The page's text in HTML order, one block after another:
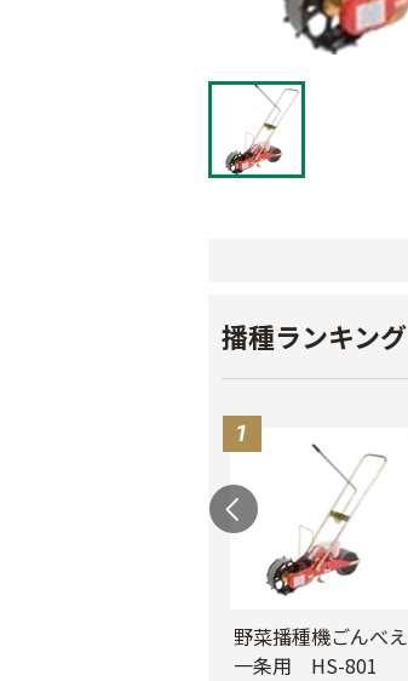
播種ランキング
野菜播種機ごんべえ
一条用 HS-801